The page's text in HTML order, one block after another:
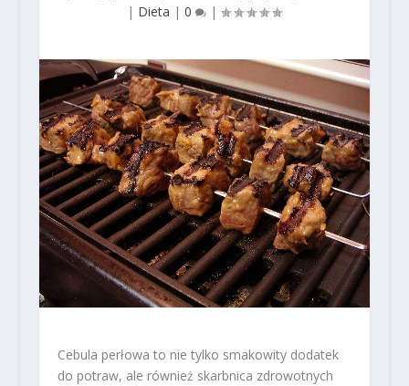
| Dieta |0 |
Cebula perłowa to nie tylko smakowity dodatek
do potraw, ale również skarbnica zdrowotnych